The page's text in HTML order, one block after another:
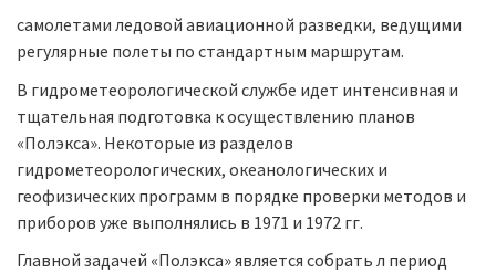
самолетами ледовой авиационной разведки, ведущими
регулярные полеты по стандартным маршрутам.
В гидрометеорологической службе идет интенсивная и
тщательная подготовка к осуществлению планов
«Полэкса». Некоторые из разделов
гидрометеорологических, океанологических и
геофизических программ в порядке проверки методов и
приборов уже выполнялись в 1971 и 1972 гг.
Главной задачей «Полэкса» является собрать л период